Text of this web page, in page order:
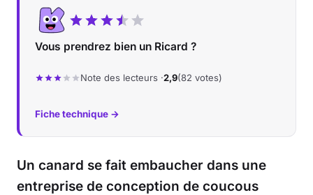
Vous prendrez bien un Ricard ?
Note des lecteurs ·2,9(82 votes)
Fiche technique →
Un canard se fait embaucher dans une
entreprise de conception de coucous